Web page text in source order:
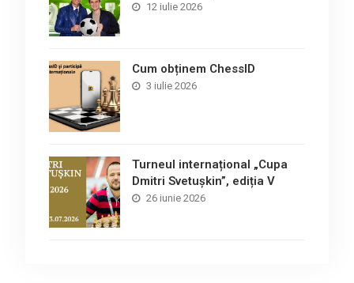
12 iulie 2026
Cum obținem ChessID
3 iulie 2026
Turneul internațional „Cupa
Dmitri Svetușkin”, ediția V
26 iunie 2026